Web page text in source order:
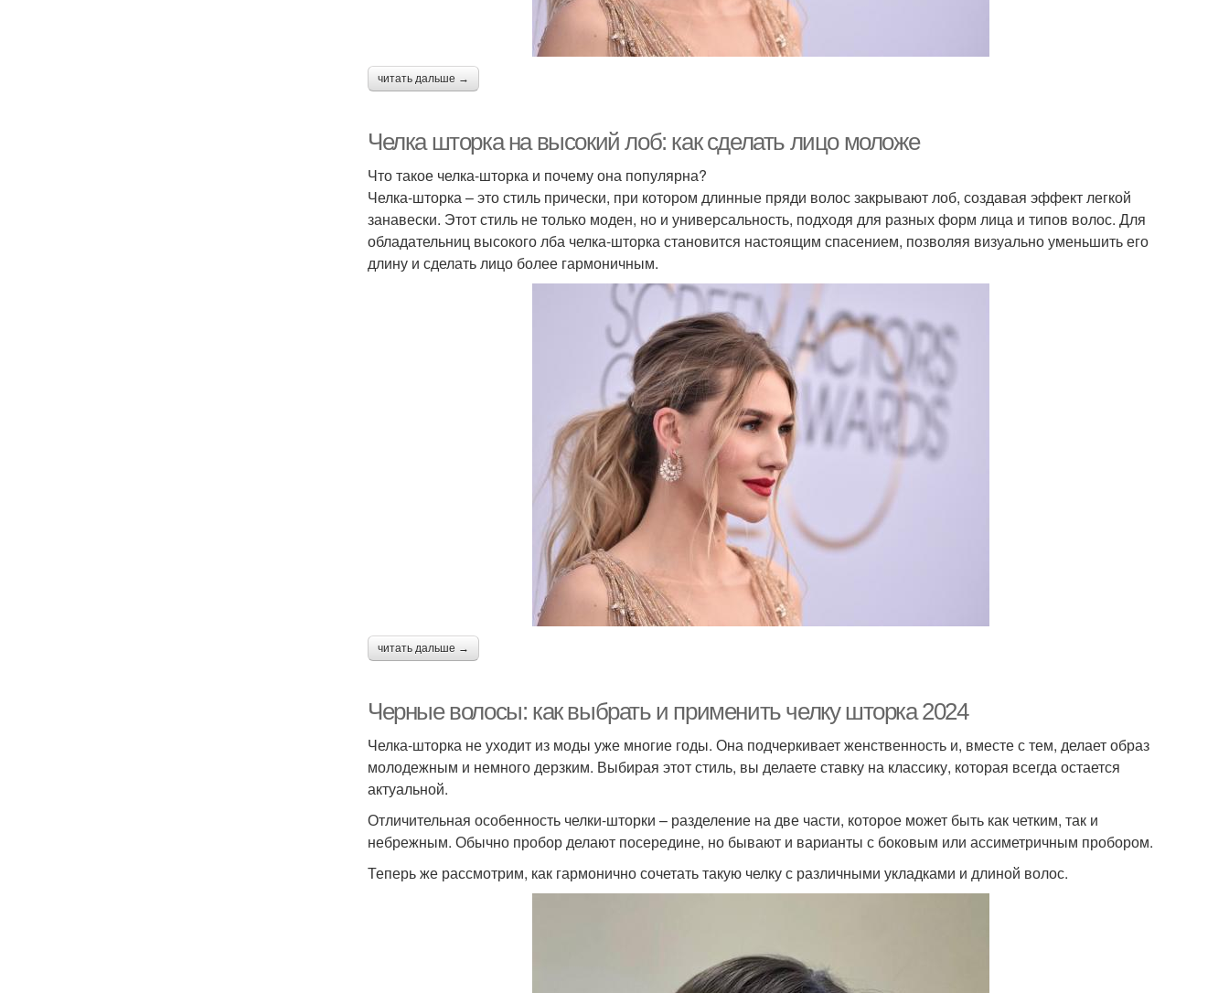
читать дальше →
Челка шторка на высокий лоб: как сделать лицо моложе
Что такое челка-шторка и почему она популярна?
Челка-шторка – это стиль прически, при котором длинные пряди волос закрывают лоб, создавая эффект легкой
занавески. Этот стиль не только моден, но и универсальность, подходя для разных форм лица и типов волос. Для
обладательниц высокого лба челка-шторка становится настоящим спасением, позволяя визуально уменьшить его
длину и сделать лицо более гармоничным.
читать дальше →
Черные волосы: как выбрать и применить челку шторка 2024
Челка-шторка не уходит из моды уже многие годы. Она подчеркивает женственность и, вместе с тем, делает образ
молодежным и немного дерзким. Выбирая этот стиль, вы делаете ставку на классику, которая всегда остается
актуальной.
Отличительная особенность челки-шторки – разделение на две части, которое может быть как четким, так и
небрежным. Обычно пробор делают посередине, но бывают и варианты с боковым или ассиметричным пробором.
Теперь же рассмотрим, как гармонично сочетать такую челку с различными укладками и длиной волос.